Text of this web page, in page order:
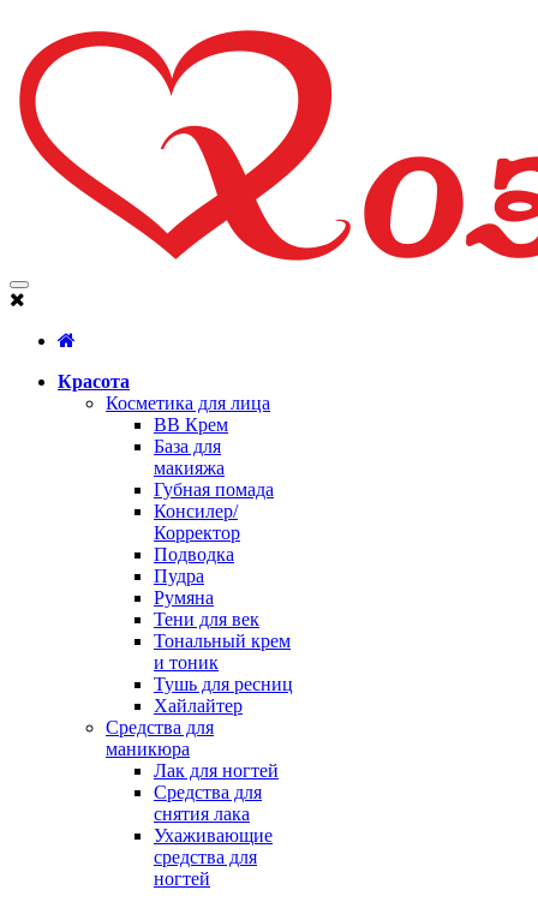
Красота
Косметика для лица
BB Крем
База для
макияжа
Губная помада
Консилер/
Корректор
Подводка
Пудра
Румяна
Тени для век
Тональный крем
и тоник
Тушь для ресниц
Хайлайтер
Средства для
маникюра
Лак для ногтей
Средства для
снятия лака
Ухаживающие
средства для
ногтей